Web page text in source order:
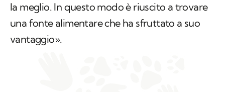
la meglio. In questo modo è riuscito a trovare
una fonte alimentare che ha sfruttato a suo
vantaggio».